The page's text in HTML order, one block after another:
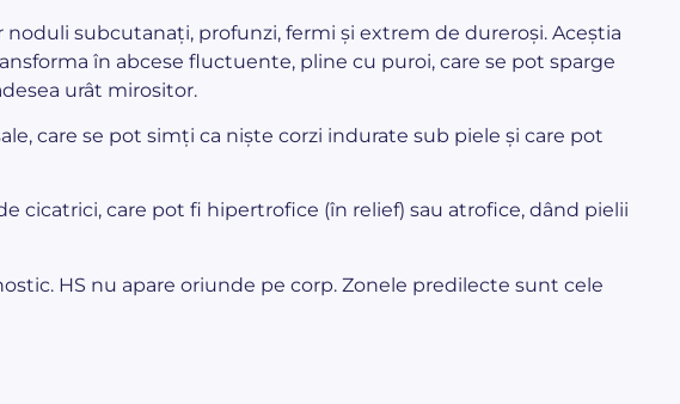
subcutanați, profunzi, fermi și extrem de dureroși. Aceștia
în abcese fluctuente, pline cu puroi, care se pot sparge
urât mirositor.
care se pot simți ca niște corzi indurate sub piele și care pot
cicatrici, care pot fi hipertrofice (în relief) sau atrofice, dând pielii
HS nu apare oriunde pe corp. Zonele predilecte sunt cele